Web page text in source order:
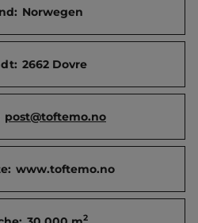
Norwegen
2662 Dovre
post@toftemo.no
www.toftemo.no
2